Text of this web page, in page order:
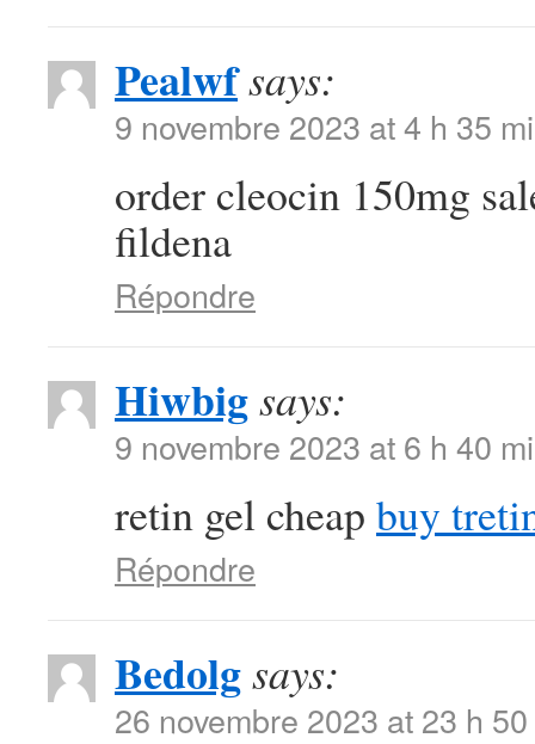
Pealwfsays:
9 novembre 2023 at 4 h 35
order cleocin 150mg
fildena
Répondre
Hiwbigsays:
9 novembre 2023 at 6 h 40
retin gel cheap buy
Répondre
Bedolgsays:
26 novembre 2023 at 23 h